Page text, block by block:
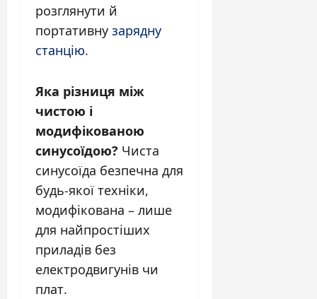
розглянути й
портативну зарядну
станцію.
Яка різниця між
чистою і
модифікованою
синусоїдою? Чиста
синусоїда безпечна для
будь-якої техніки,
модифікована – лише
для найпростіших
приладів без
електродвигунів чи
плат.